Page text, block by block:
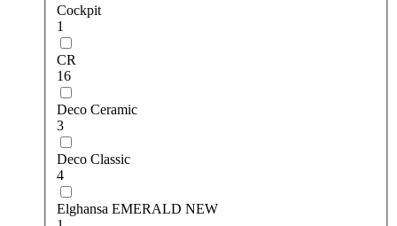
Cockpit
1
CR
16
Deco Ceramic
3
Deco Classic
4
Elghansa EMERALD NEW